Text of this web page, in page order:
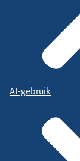
AI-gebruik